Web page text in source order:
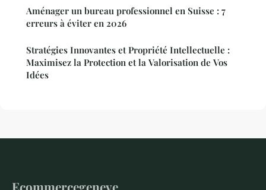
Aménager un bureau professionnel en Suisse : 7
erreurs à éviter en 2026
Stratégies Innovantes et Propriété Intellectuelle :
Maximisez la Protection et la Valorisation de Vos
Idées
Ecommercegeneve